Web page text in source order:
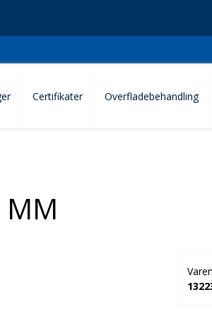
Certifikater Overfladebehandling
MM